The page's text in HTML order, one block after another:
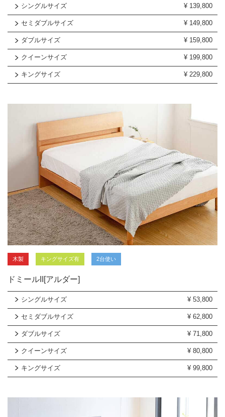
シングルサイズ ¥ 139,800
セミダブルサイズ ¥ 149,800
ダブルサイズ ¥ 159,800
クイーンサイズ ¥ 199,800
キングサイズ ¥ 229,800
木製 キングサイズ有 2台使い
ドミールII[アルダー]
シングルサイズ ¥ 53,800
セミダブルサイズ ¥ 62,800
ダブルサイズ ¥ 71,800
クイーンサイズ ¥ 80,800
キングサイズ ¥ 99,800